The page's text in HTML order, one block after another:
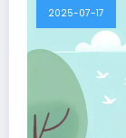
2025-07-17